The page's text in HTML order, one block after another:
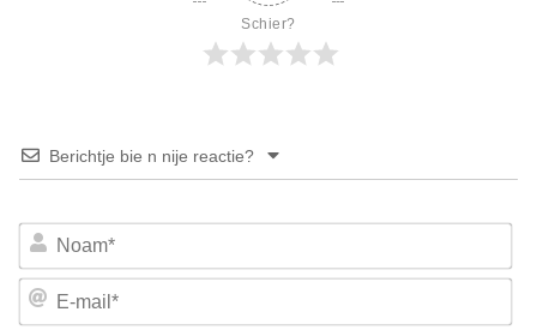
Schier?
Berichtje bie n nije reactie?
E-